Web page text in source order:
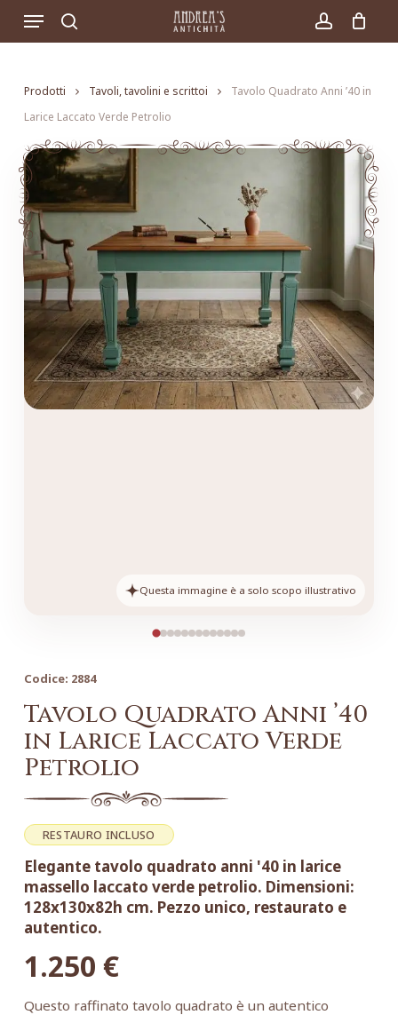
search account
Menu
Prodotti Tavoli, tavolini e scrittoi
Tavolo Quadrato Anni ’40 in
Larice Laccato Verde Petrolio
Questa immagine è a solo scopo illustrativo
Codice: 2884
Tavolo Quadrato Anni ’40
in Larice Laccato Verde
Petrolio
RESTAURO INCLUSO
Elegante tavolo quadrato anni '40 in larice
massello laccato verde petrolio. Dimensioni:
128x130x82h cm. Pezzo unico, restaurato e
autentico.
1.250 €
Questo raffinato tavolo quadrato è un autentico